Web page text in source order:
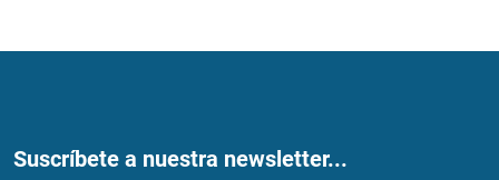
Suscríbete a nuestra newsletter...